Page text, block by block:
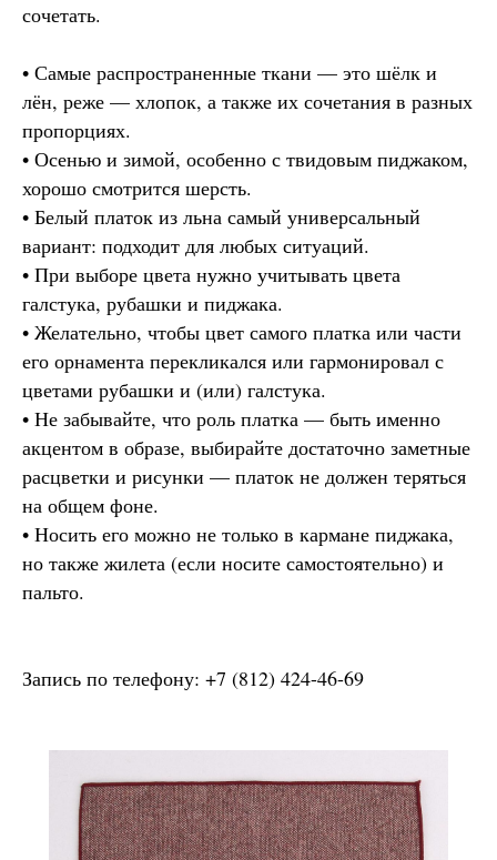
сочетать.
• Самые распространенные ткани — это шёлк и
лён, реже — хлопок, а также их сочетания в разных
пропорциях.
• Осенью и зимой, особенно с твидовым пиджаком,
хорошо смотрится шерсть.
• Белый платок из льна самый универсальный
вариант: подходит для любых ситуаций.
• При выборе цвета нужно учитывать цвета
галстука, рубашки и пиджака.
• Желательно, чтобы цвет самого платка или части
его орнамента перекликался или гармонировал с
цветами рубашки и (или) галстука.
• Не забывайте, что роль платка — быть именно
акцентом в образе, выбирайте достаточно заметные
расцветки и рисунки — платок не должен теряться
на общем фоне.
• Носить его можно не только в кармане пиджака,
но также жилета (если носите самостоятельно) и
пальто.
Запись по телефону: +7 (812) 424-46-69